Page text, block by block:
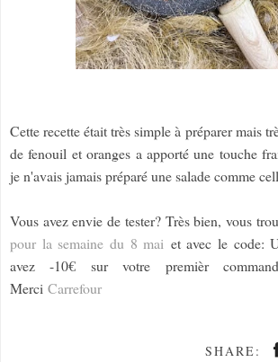
Cette recette était très simple à préparer mais
de fenouil et oranges a apporté une touche
je n'avais jamais préparé une salade comme
Vous avez envie de tester? Très bien, vous
pour la semaine du 8 mai et avec le code:
avez -10€ sur votre premièr
Merci Carrefour
SHARE: